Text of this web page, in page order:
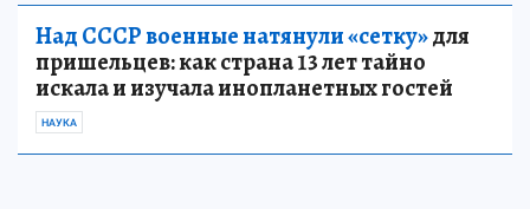
Над СССР военные натянули «сетку»для
пришельцев: как страна 13 лет тайно
искала и изучала инопланетных гостей
НАУКА